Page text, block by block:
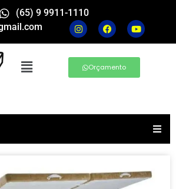
(65) 9 9911-1110
Orçamento